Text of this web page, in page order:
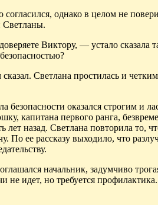
однако в целом не
Светланы.
Виктору, — устало сказала
Светлана простилась и
безопасности оказался строгим и
капитана первого ранга,
назад. Светлана повторила то,
По ее рассказу выходило, что
начальник, задумчиво
не идет, но требуется